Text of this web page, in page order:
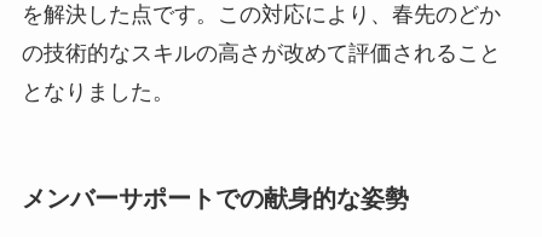
を解決した点です。この対応により、春先のどか
の技術的なスキルの高さが改めて評価されること
となりました。
メンバーサポートでの献身的な姿勢